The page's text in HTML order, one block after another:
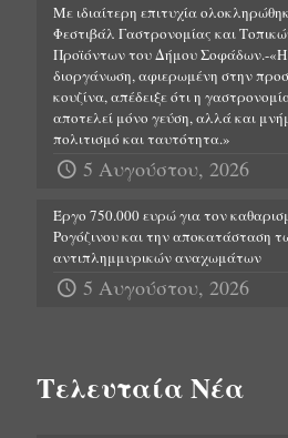
Με ιδιαίτερη επιτυχία
Φεστιβάλ Γαστρονομίας και
Προϊόντων του Δήμου Σοφάδων.-«Η
διοργάνωση, αφιερωμένη στην
κουζίνα, απέδειξε ότι η
αποτελεί μόνο γεύση, αλλά και
πολιτισμό και ταυτότητα.»
5 Αυγούστου, 2026
Έργο 750.000 ευρώ για τον
Ρογόζινου και την αποκατάσταση
αντιπλημμυρικών αναχωμάτων
5 Αυγούστου, 2026
Τελευταία Νέα